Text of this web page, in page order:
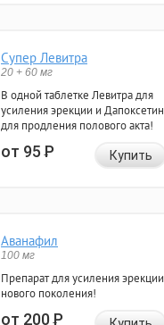
Супер Левитра
20 + 60 мг
В одной таблетке Левитра для
усиления эрекции и Дапоксетин
для продления полового акта!
от 95Р Купить
Аванафил
100 мг
Препарат для усиления эрекции
нового поколения!
от 200Р